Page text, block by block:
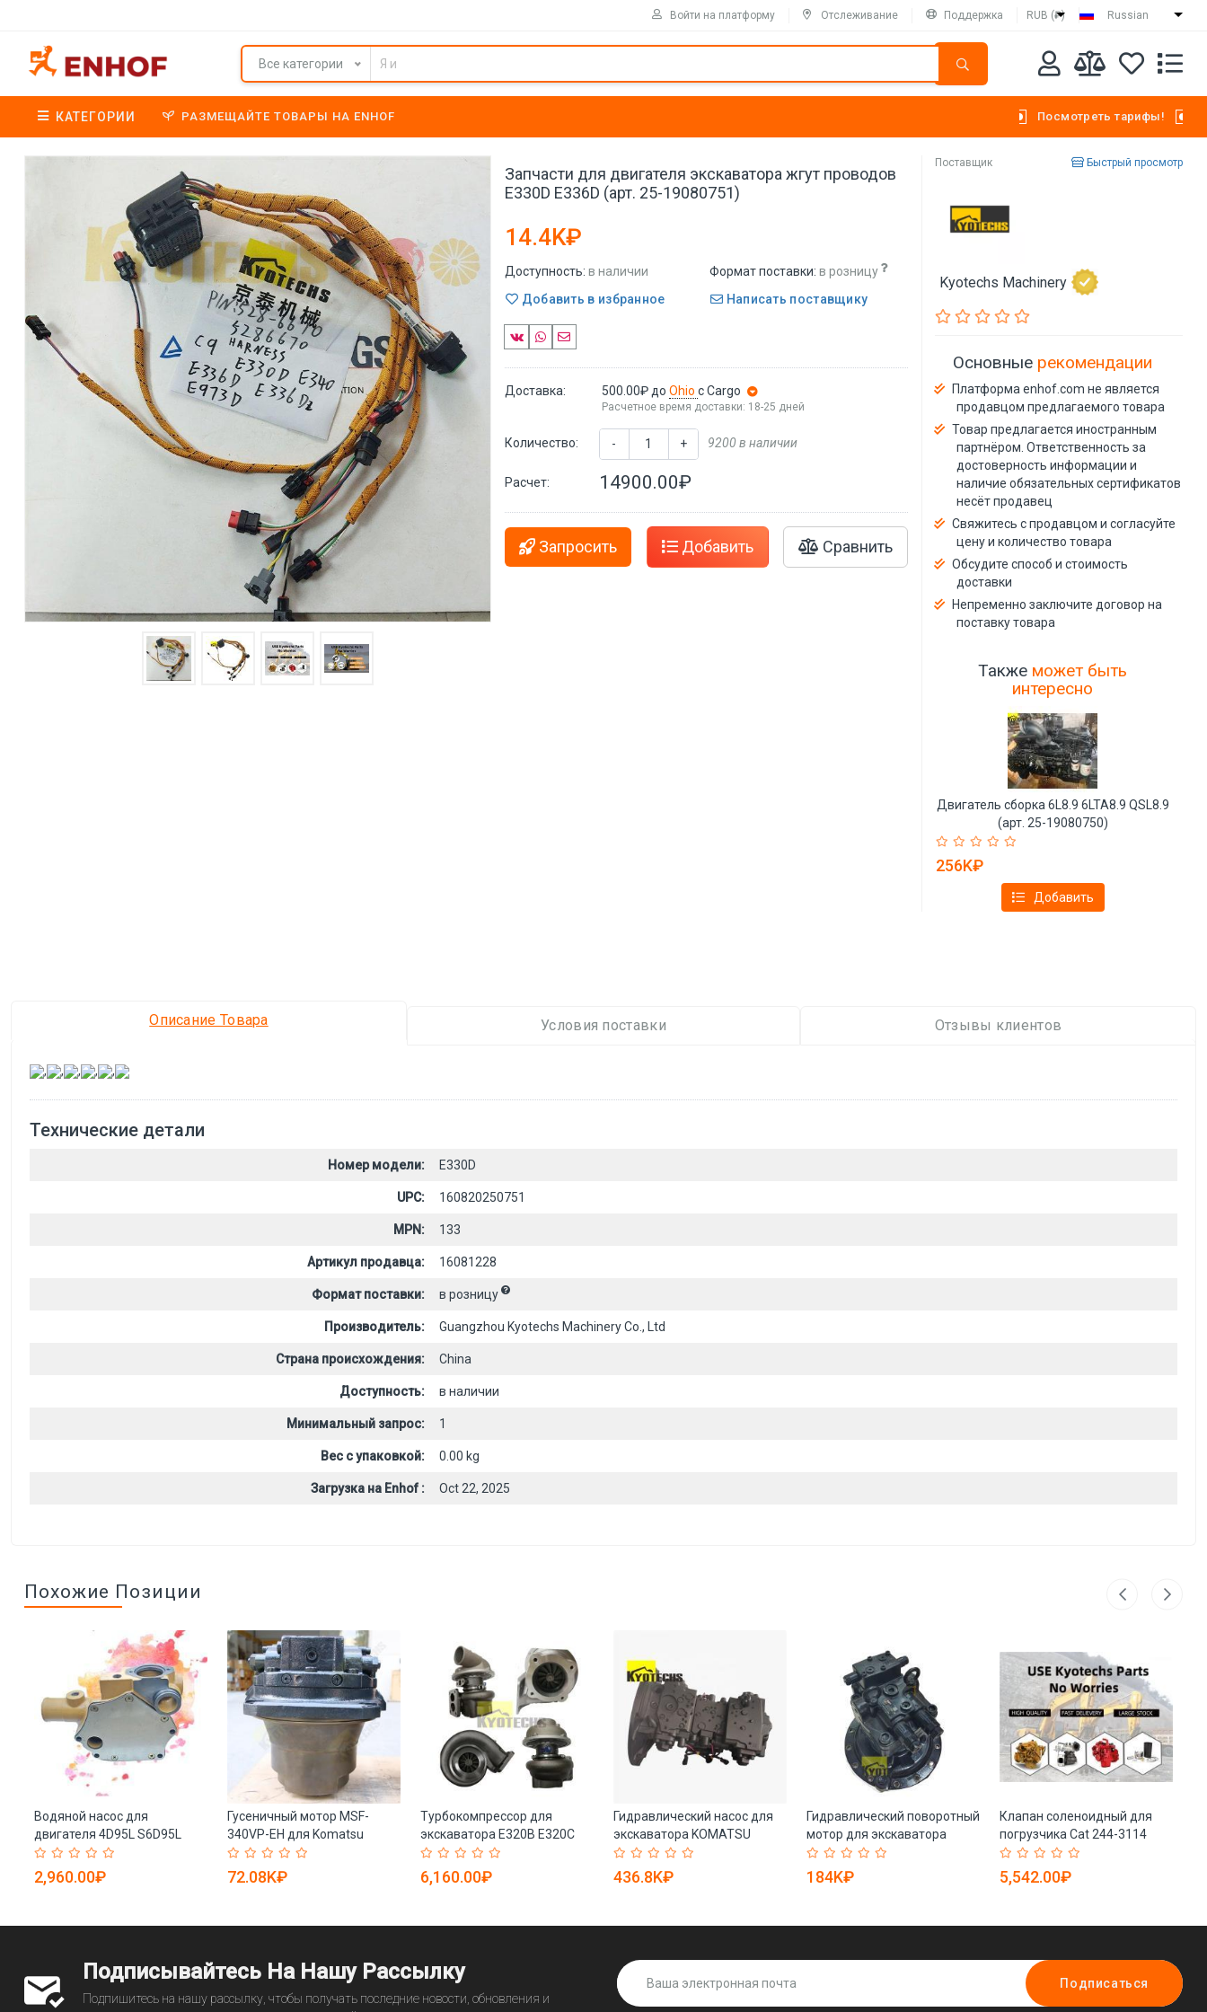
Войти на платформу Отслеживание Поддержка RUB (₽) Russian
Все категории
КАТЕГОРИИ РАЗМЕЩАЙТЕ ТОВАРЫ НА ENHOF Посмотреть тарифы!
Запчасти для двигателя экскаватора жгут проводов
E330D E336D (арт. 25-19080751)
14.4K₽
Доступность: в наличии Формат поставки: в розницу
Добавить в избранное
Написать поставщику
Доставка: 500.00₽ доOhioс Cargo
Расчетное время доставки: 18-25 дней
Количество: - + 9200 в наличии
Расчет: 14900.00₽
Запросить Добавить Сравнить
Поставщик Быстрый просмотр
Kyotechs Machinery
Основные рекомендации
Платформа enhof.com не является
продавцом предлагаемого товара
Товар предлагается иностранным
партнёром. Ответственность за
достоверность информации и
наличие обязательных сертификатов
несёт продавец
Свяжитесь с продавцом и согласуйте
цену и количество товара
Обсудите способ и стоимость
доставки
Непременно заключите договор на
поставку товара
Также может быть
интересно
Двигатель сборка 6L8.9 6LTA8.9 QSL8.9
(арт. 25-19080750)
256K₽
Добавить
Описание Товара Условия поставки Отзывы клиентов
, , , , ,
Технические детали
Номер модели: E330D
UPC: 160820250751
MPN: 133
Артикул продавца: 16081228
Формат поставки: в розницу
Производитель: Guangzhou Kyotechs Machinery Co., Ltd
Страна происхождения: China
Доступность: в наличии
Минимальный запрос: 1
Вес с упаковкой: 0.00 kg
Загрузка на Enhof : Oct 22, 2025
Похожие Позиции
Водяной насос для
двигателя 4D95L S6D95L
6206-61-1104 (арт. 25-
19080756)
2,960.00₽
Гусеничный мотор MSF-
340VP-EH для Komatsu
PC800-7/8 (арт. 25-
19080794)
72.08K₽
Турбокомпрессор для
экскаватора E320B E320C
S6K 3066 (арт. 25-19080936)
6,160.00₽
Гидравлический насос для
экскаватора KOMATSU
PC210-8K (арт. 25-19080693)
436.8K₽
Гидравлический поворотный
мотор для экскаватора
SK500LC-10 (арт. 25-
19080759)
184K₽
Клапан соленоидный для
погрузчика Cat 244-3114
высококачественный (арт.
25-19080924)
5,542.00₽
Подписывайтесь На Нашу Рассылку
Подпишитесь на нашу рассылку, чтобы получать последние новости, обновления и
Подписаться